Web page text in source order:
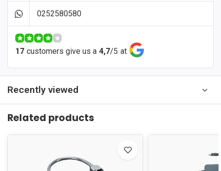
0252580580
17 customers give us a 4,7/5 at
Recently viewed
Related products